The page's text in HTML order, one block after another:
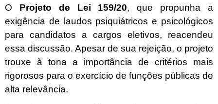
O Projeto de Lei 159/20, que propunha a
exigência de laudos psiquiátricos e psicológicos
para candidatos a cargos eletivos, reacendeu
essa discussão. Apesar de sua rejeição, o projeto
trouxe à tona a importância de critérios mais
rigorosos para o exercício de funções públicas de
alta relevância.